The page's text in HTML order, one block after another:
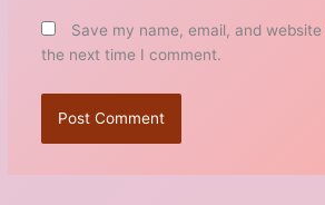
Save my name, email, and
the next time I comment.